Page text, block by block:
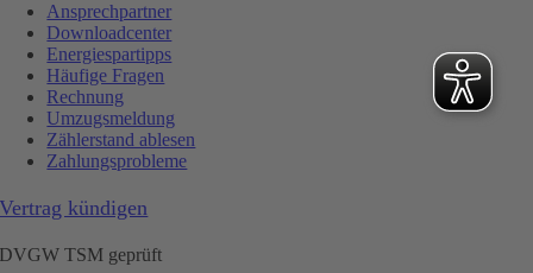
Ansprechpartner
Downloadcenter
Energiespartipps
Häufige Fragen
Rechnung
Umzugsmeldung
Zählerstand ablesen
Zahlungsprobleme
Vertrag kündigen
DVGW TSM geprüft